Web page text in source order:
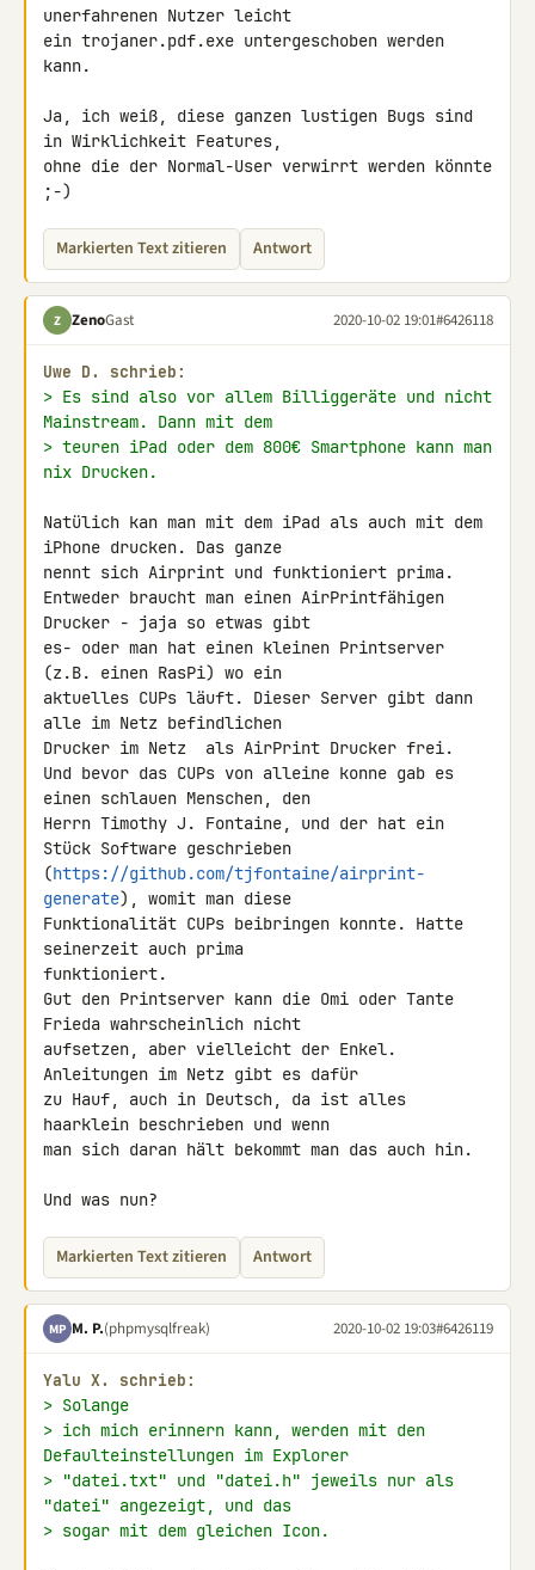
unerfahrenen Nutzer leicht
ein trojaner.pdf.exe untergeschoben werden
kann.
Ja, ich weiß, diese ganzen lustigen Bugs sind
in Wirklichkeit Features,
ohne die der Normal-User verwirrt werden könnte
;-)
Markierten Text zitieren Antwort
Z ZenoGast 2020-10-02 19:01#6426118
Uwe D. schrieb:
> Es sind also vor allem Billiggeräte und nicht
Mainstream. Dann mit dem
> teuren iPad oder dem 800€ Smartphone kann man
nix Drucken.
Natülich kan man mit dem iPad als auch mit dem
iPhone drucken. Das ganze
nennt sich Airprint und funktioniert prima.
Entweder braucht man einen AirPrintfähigen
Drucker - jaja so etwas gibt
es- oder man hat einen kleinen Printserver
(z.B. einen RasPi) wo ein
aktuelles CUPs läuft. Dieser Server gibt dann
alle im Netz befindlichen
Drucker im Netz  als AirPrint Drucker frei.
Und bevor das CUPs von alleine konne gab es
einen schlauen Menschen, den
Herrn Timothy J. Fontaine, und der hat ein
Stück Software geschrieben
(https://github.com/tjfontaine/airprint-
generate), womit man diese
Funktionalität CUPs beibringen konnte. Hatte
seinerzeit auch prima
funktioniert.
Gut den Printserver kann die Omi oder Tante
Frieda wahrscheinlich nicht
aufsetzen, aber vielleicht der Enkel.
Anleitungen im Netz gibt es dafür
zu Hauf, auch in Deutsch, da ist alles
haarklein beschrieben und wenn
man sich daran hält bekommt man das auch hin.
Und was nun?
Markierten Text zitieren Antwort
MP M. P.(phpmysqlfreak) 2020-10-02 19:03#6426119
Yalu X. schrieb:
> Solange
> ich mich erinnern kann, werden mit den
Defaulteinstellungen im Explorer
> "datei.txt" und "datei.h" jeweils nur als
"datei" angezeigt, und das
> sogar mit dem gleichen Icon.